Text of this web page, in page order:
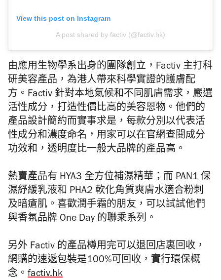
View this post on Instagram
A post shared by factiv (@factiv.hk)
由應用生物學系出身的團隊創立，Factiv 主打科
研美容產品，為港人帶來科學實證的護膚配
方。Factiv 針對本地氣候和不同肌膚需求，嚴選
活性成分，打造性價比高的美容恩物。他們的
產品設計簡約而實事求是，每款分別以代表活
性成分和濃度命名，用家可以在官網查閱成分
功效和，透明度比一般大品牌的產品高。
熱賣產品有 HYA3 全方位補濕精華；而 PAN1 保
濕紓緩乳液和 PHA2 軟化角質爽膚水適合粉刺
及暗瘡肌。喜歡潤手霜的朋友，可以試試他們
與香氛品牌 One Day 的聯乘系列。
另外 Factiv 的產品樽用完可以退回店裏回收，
網購的速遞包裝是100%可回收，實行環保概
念。 factiv.hk